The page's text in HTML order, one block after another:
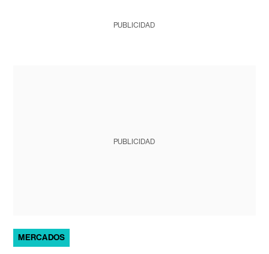
PUBLICIDAD
PUBLICIDAD
MERCADOS